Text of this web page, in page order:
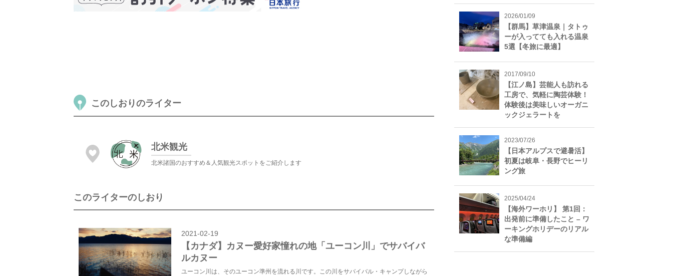
このしおりのライター
北米観光
北米諸国のおすすめ＆人気観光スポットをご紹介します
このライターのしおり
2021-02-19
【カナダ】カヌー愛好家憧れの地「ユーコン川」でサバイバ
ルカヌー
ユーコン川は、そのユーコン準州を流れる川です。この川をサバイバル・キャンプしながら
2026/01/09
【群馬】草津温泉｜タトゥ
ーが入ってても入れる温泉
5選【冬旅に最適】
2017/09/10
【江ノ島】芸能人も訪れる
工房で、気軽に陶芸体験！
体験後は美味しいオーガニ
ックジェラートを
2023/07/26
【日本アルプスで避暑活】
初夏は岐阜・長野でヒーリ
ング旅
2025/04/24
【海外ワーホリ】 第1回：
出発前に準備したこと – ワ
ーキングホリデーのリアル
な準備編